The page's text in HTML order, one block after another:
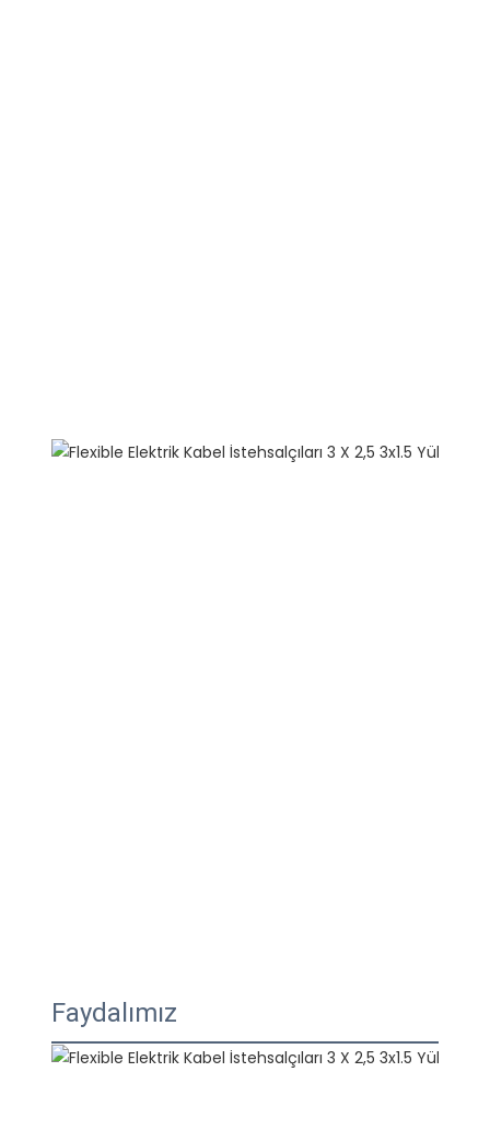
Faydalımız